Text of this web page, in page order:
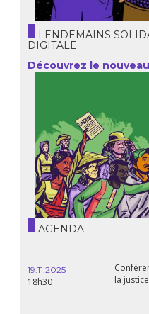
LENDEMAINS
DIGITALE
Découvrez le
AGENDA
19.11.2025
18h30
la